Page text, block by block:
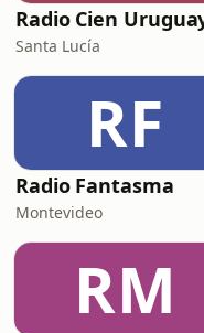
Radio Cien
Santa Lucía
RF
Radio Fantasma
Montevideo
RM